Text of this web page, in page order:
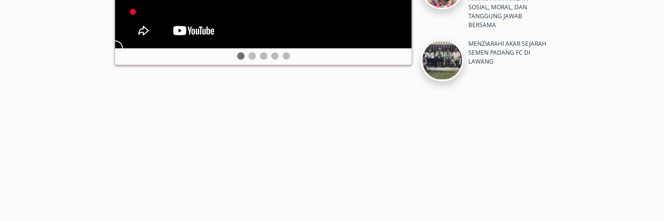
SOSIAL, MORAL, DAN
TANGGUNG JAWAB
BERSAMA
MENZIARAHI AKAR SEJARAH
SEMEN PADANG FC DI
LAWANG